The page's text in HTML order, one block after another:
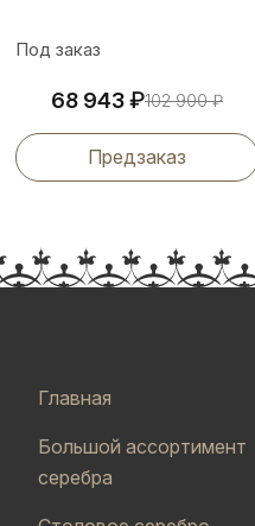
Под заказ
68 943₽102 900₽
Предзаказ
Главная
Большой ассортимент
серебра